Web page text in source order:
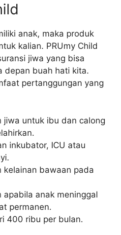
anak, maka produk
kalian. PRUmy Child
jiwa yang bisa
depan buah hati kita.
pertanggungan yang
jiwa untuk ibu dan calong
inkubator, ICU atau
kelainan bawaan pada
apabila anak meninggal
permanen.
400 ribu per bulan.